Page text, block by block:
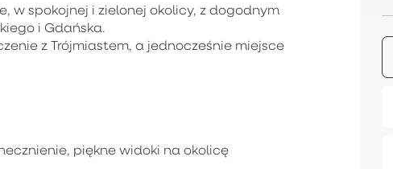
w spokojnej i zielonej okolicy, z dogodnym
i Gdańska.
z Trójmiastem, a jednocześnie miejsce
piękne widoki na okolicę